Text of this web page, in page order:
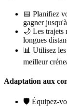
📅 Planifiez
gagner
🌙 Les trajets
longues
📊 Utilisez
meilleur
Adaptation aux
🛡️ Équipez-